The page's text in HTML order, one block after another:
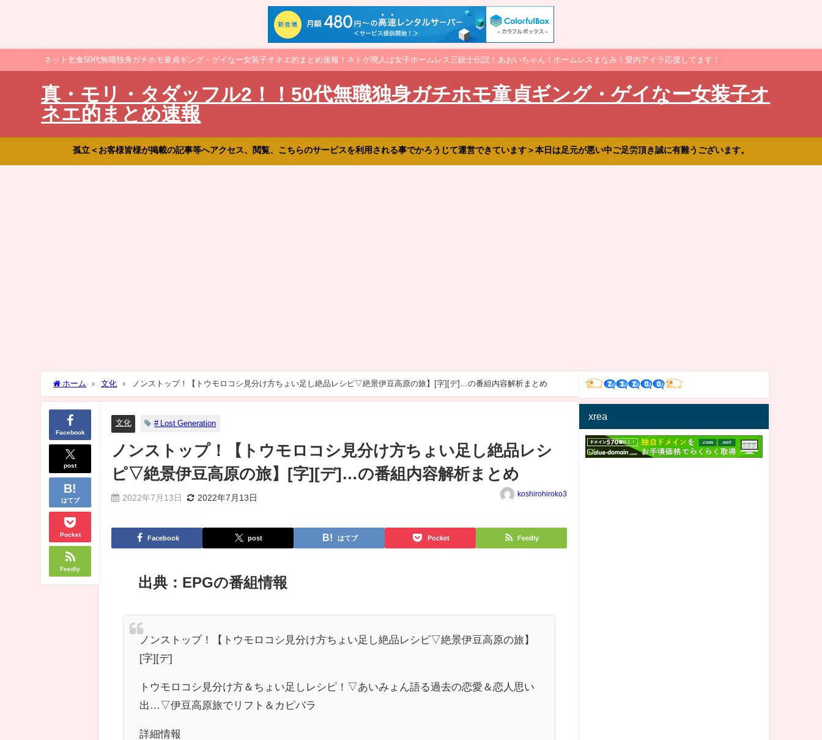
ネット乞食50代無職独身ガチホモ童貞ギング・ゲイなー女装子オネエ的まとめ速報！ネトゲ廃人は女子ホームレス三銃士伝説！あおいちゃん！ホームレスまなみ！愛内アイラ応援してます！
真・モリ・タダッフル2！！50代無職独身ガチホモ童貞ギング・ゲイなー女装子オ
ネエ的まとめ速報
孤立＜お客様皆様が掲載の記事等へアクセス、閲覧、こちらのサービスを利用される事でかろうじて運営できています＞本日は足元が悪い中ご足労頂き誠に有難うございます。
ホーム 文化 ノンストップ！【トウモロコシ見分け方ちょい足し絶品レシピ▽絶景伊豆高原の旅】[字][デ]…の番組内容解析まとめ
Facebook
post
はてブ
Pocket
Feedly
文化 # Lost Generation
ノンストップ！【トウモロコシ見分け方ちょい足し絶品レシ
ピ▽絶景伊豆高原の旅】[字][デ]…の番組内容解析まとめ
2022年7月13日 2022年7月13日 koshirohiroko3
Facebook post はてブ Pocket Feedly
出典：EPGの番組情報
ノンストップ！【トウモロコシ見分け方ちょい足し絶品レシピ▽絶景伊豆高原の旅】
[字][デ]
トウモロコシ見分け方＆ちょい足しレシピ！▽あいみょん語る過去の恋愛＆恋人思い
出…▽伊豆高原旅でリフト＆カピバラ
詳細情報
xrea